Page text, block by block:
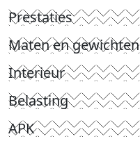
Prestaties
Maten en gewichten
Interieur
Belasting
APK